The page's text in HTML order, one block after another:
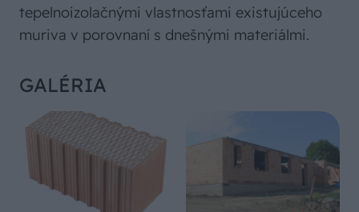
tepelnoizolačnými vlastnosťami existujúceho
muriva v porovnaní s dnešnými materiálmi.
GALÉRIA